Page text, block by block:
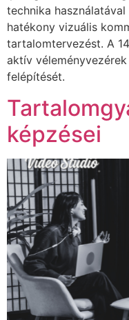
technika
hatékony vizuális
tartalomtervezést. A
aktív
felépítését.
képzései